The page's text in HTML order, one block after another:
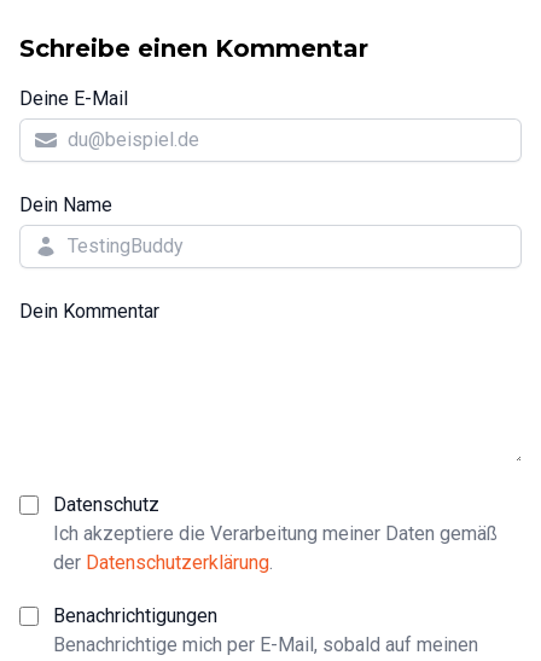
Schreibe einen Kommentar
Deine E-Mail
Dein Name
Dein Kommentar
Datenschutz
Ich akzeptiere die Verarbeitung meiner Daten gemäß
der Datenschutzerklärung.
Benachrichtigungen
Benachrichtige mich per E-Mail, sobald auf meinen